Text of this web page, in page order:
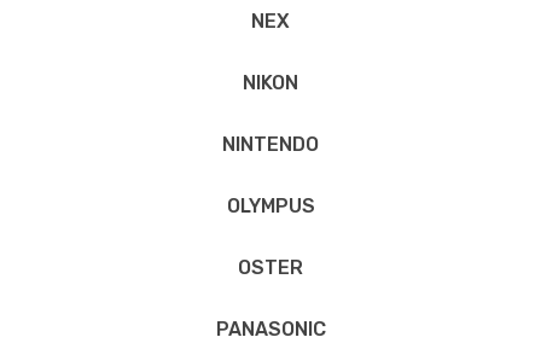
NEX
NIKON
NINTENDO
OLYMPUS
OSTER
PANASONIC